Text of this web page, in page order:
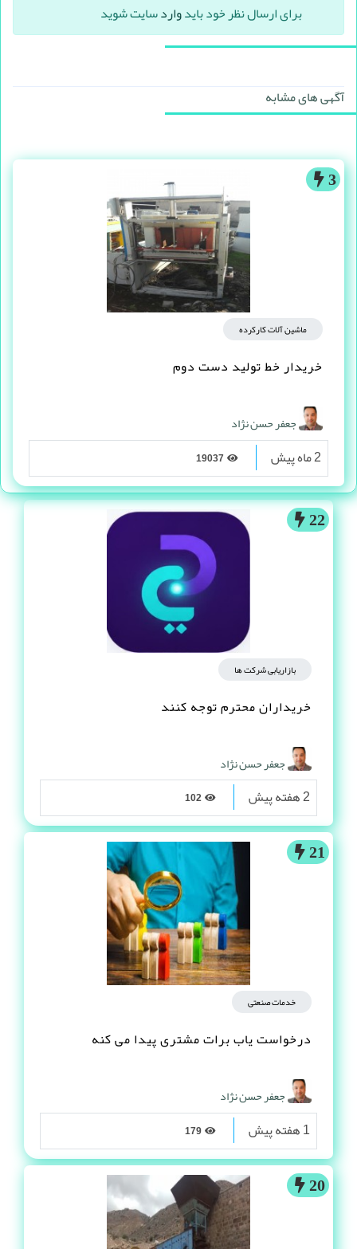
22
بازاریابی شرکت ها
خریداران محترم توجه کنند
جعفر حسن نژاد
2 هفته پیش
21
خدمات صنعتی
درخواست یاب برات مشتری پیدا می کنه
جعفر حسن نژاد
1 هفته پیش
20
برای ارسال نظر خود بایدواردسایت شوید
آگهی های مشابه
3
ماشین آلات کارکرده
خریدار خط تولید دست دوم
جعفر حسن نژاد
2 ماه پیش